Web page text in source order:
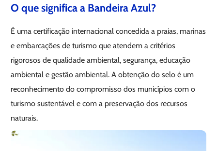
O que significa a Bandeira Azul?
É uma certificação internacional concedida a praias, marinas
e embarcações de turismo que atendem a critérios
rigorosos de qualidade ambiental, segurança, educação
ambiental e gestão ambiental. A obtenção do selo é um
reconhecimento do compromisso dos municípios com o
turismo sustentável e com a preservação dos recursos
naturais.